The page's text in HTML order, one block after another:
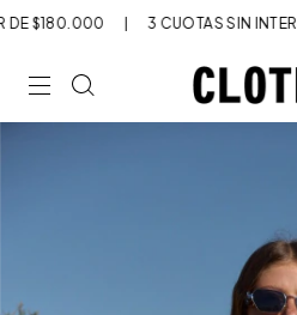
$180.000 3 CUOTAS SIN INTERÉS